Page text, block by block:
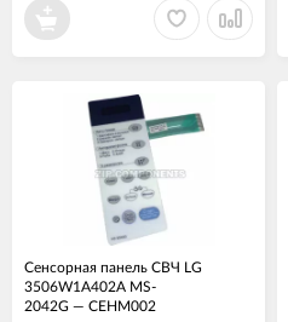
Сенсорная панель СВЧ LG
3506W1A402A MS-
2042G — СЕНМ002